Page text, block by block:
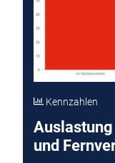
Kennzahlen
und